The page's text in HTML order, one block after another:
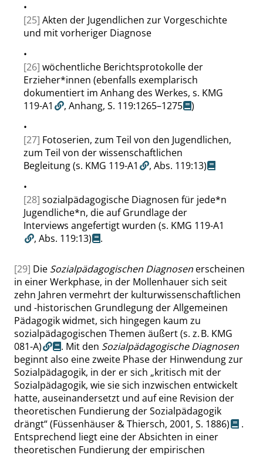
•
[25] Akten der Jugendlichen zur Vorgeschichte
und mit vorheriger Diagnose
•
[26] wöchentliche Berichtsprotokolle der
Erzieher*innen (ebenfalls exemplarisch
dokumentiert im Anhang des Werkes, s. KMG
119-A1
, Anhang, S. 119:1265–1275
)
•
[27] Fotoserien, zum Teil von den Jugendlichen,
zum Teil von der wissenschaftlichen
Begleitung(s. KMG 119-A1 , Abs. 119:13)
•
[28] sozialpädagogische Diagnosen für jede*n
Jugendliche*n, die auf Grundlage der
Interviews angefertigt wurden (s. KMG 119-A1
, Abs. 119:13) .
[29] Die Sozialpädagogischen Diagnosen erscheinen
in einer Werkphase, in der Mollenhauer sich seit
zehn Jahren vermehrt der kulturwissenschaftlichen
und -historischen Grundlegung der Allgemeinen
Pädagogik widmet, sich hingegen kaum zu
sozialpädagogischen Themen äußert(s. z. B. KMG
081-A)
. Mit den Sozialpädagogische Diagnosen
beginnt also eine zweite Phase der Hinwendung zur
Sozialpädagogik, in der er sich „kritisch mit der
Sozialpädagogik, wie sie sich inzwischen entwickelt
hatte, auseinandersetzt und auf eine Revision der
theoretischen Fundierung der Sozialpädagogik
drängt“(Füssenhäuser & Thiersch, 2001, S. 1886)
.
Entsprechend liegt eine der Absichten in einer
theoretischen Fundierung der empirischen